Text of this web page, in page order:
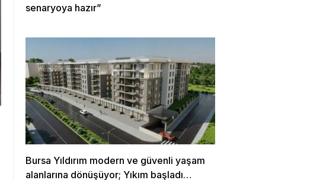
senaryoya hazır”
Bursa Yıldırım modern ve güvenli yaşam
alanlarına dönüşüyor; Yıkım başladı…